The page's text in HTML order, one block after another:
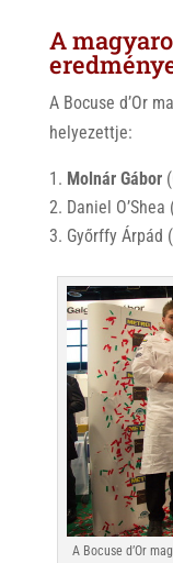
A
A Bocuse d’Or
helyezettje:
Molnár Gábor
Daniel
Győrffy Árpád
A Bocuse d’Or